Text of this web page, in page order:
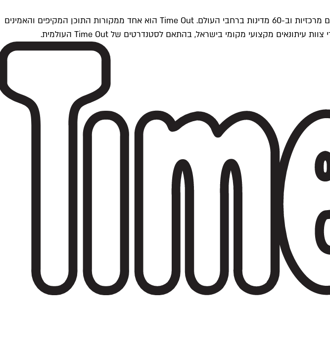
Time Outתל אביב הוא חלק מרשת Time Out Global — רשת מדיה בינלאומית הפועלת ב-360 ערים מרכזיות וב-60 מדינות ברחבי העולם. Time Out הוא אחד ממקורות התוכן המקיפים והאמינים